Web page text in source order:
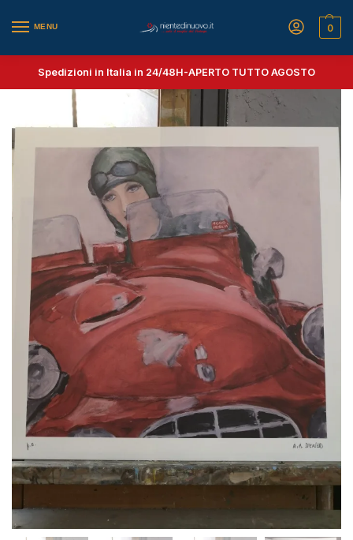
MENU 0
Spedizioni in Italia in 24/48H-APERTO TUTTO AGOSTO